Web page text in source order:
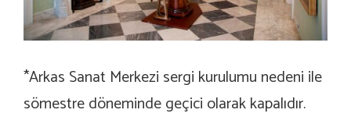
*Arkas Sanat Merkezi sergi kurulumu nedeni ile
sömestre döneminde geçici olarak kapalıdır.